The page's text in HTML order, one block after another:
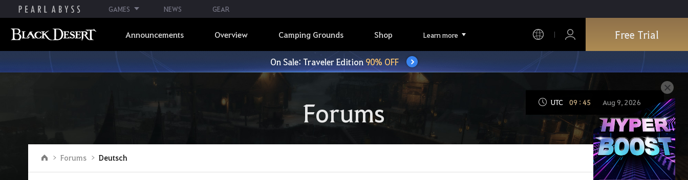
GAMES NEWS GEAR
Announcements Overview Camping Grounds Shop Learn more Free Trial
On Sale: Traveler Edition90% OFF
Forums UTC 09 :45 Aug 9, 2026
G
t
Forums Deutsch